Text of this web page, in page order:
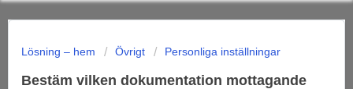
Lösning – hem Övrigt Personliga inställningar
Bestäm vilken dokumentation mottagande